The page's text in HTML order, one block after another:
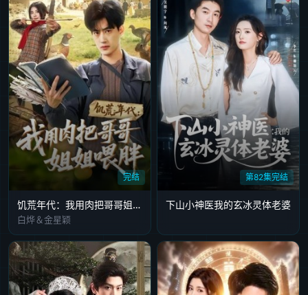
完结
饥荒年代：我用肉把哥哥姐姐喂胖
白烨＆金星颖
第82集完结
下山小神医我的玄冰灵体老婆